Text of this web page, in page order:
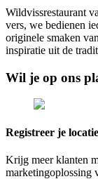
Wildvissrestaurant
vers, we bedienen
originele smaken
inspiratie uit de
Wil je op ons
Registreer je locatie
Krijg meer klanten
marketingoplossing